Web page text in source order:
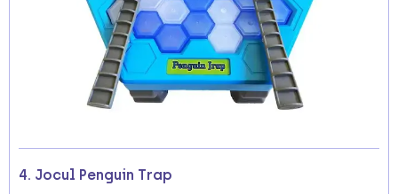
4. Jocul Penguin Trap